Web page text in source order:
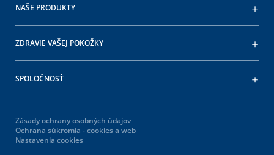
NAŠE PRODUKTY
ZDRAVIE VAŠEJ POKOŽKY
SPOLOČNOSŤ
Zásady ochrany osobných údajov
Ochrana súkromia - cookies a web
Nastavenia cookies